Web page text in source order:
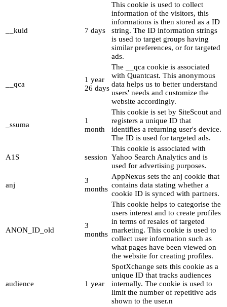
__kuid 7 days
This cookie is used to collect
information of the visitors, this
informations is then stored as a ID
string. The ID information strings
is used to target groups having
similar preferences, or for targeted
ads.
__qca
1 year
26 days
The __qca cookie is associated
with Quantcast. This anonymous
data helps us to better understand
users' needs and customize the
website accordingly.
_ssuma
1
month
This cookie is set by SiteScout and
registers a unique ID that
identifies a returning user's device.
The ID is used for targeted ads.
A1S session
This cookie is associated with
Yahoo Search Analytics and is
used for advertising purposes.
anj
3
months
AppNexus sets the anj cookie that
contains data stating whether a
cookie ID is synced with partners.
ANON_ID_old
3
months
This cookie helps to categorise the
users interest and to create profiles
in terms of resales of targeted
marketing. This cookie is used to
collect user information such as
what pages have been viewed on
the website for creating profiles.
audience 1 year
SpotXchange sets this cookie as a
unique ID that tracks audiences
internally. The cookie is used to
limit the number of repetitive ads
shown to the user.n